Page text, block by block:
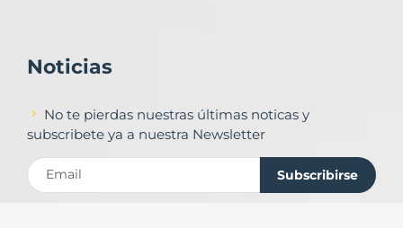
Noticias
No te pierdas nuestras últimas noticas y
subscribete ya a nuestra Newsletter
Subscribirse